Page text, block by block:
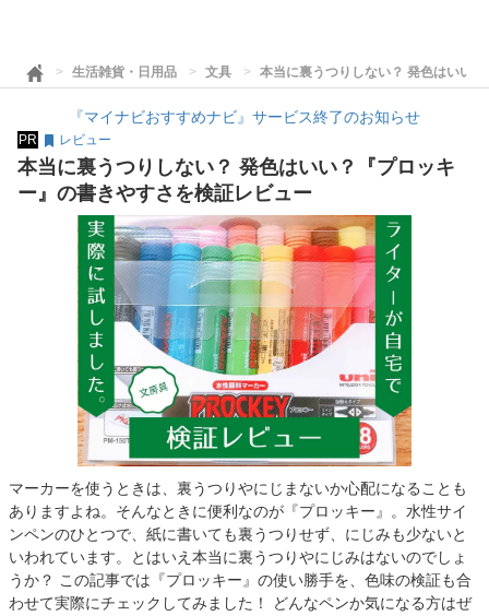
生活雑貨・日用品 文具 本当に裏うつりしない？ 発色はいい
『マイナビおすすめナビ』サービス終了のお知らせ
PR レビュー
本当に裏うつりしない？ 発色はいい？『プロッキ
ー』の書きやすさを検証レビュー
マーカーを使うときは、裏うつりやにじまないか心配になることも
ありますよね。そんなときに便利なのが『プロッキー』。水性サイ
ンペンのひとつで、紙に書いても裏うつりせず、にじみも少ないと
いわれています。とはいえ本当に裏うつりやにじみはないのでしょ
うか？ この記事では『プロッキー』の使い勝手を、色味の検証も合
わせて実際にチェックしてみました！ どんなペンか気になる方はぜ